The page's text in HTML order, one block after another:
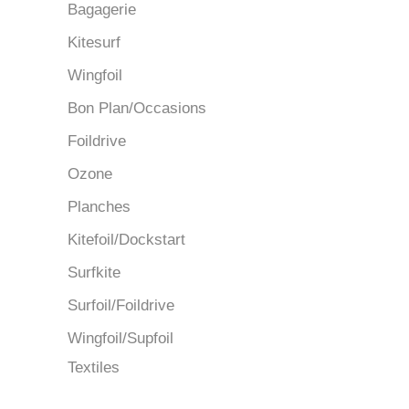
Bagagerie
Kitesurf
Wingfoil
Bon Plan/Occasions
Foildrive
Ozone
Planches
Kitefoil/Dockstart
Surfkite
Surfoil/Foildrive
Wingfoil/Supfoil
Textiles